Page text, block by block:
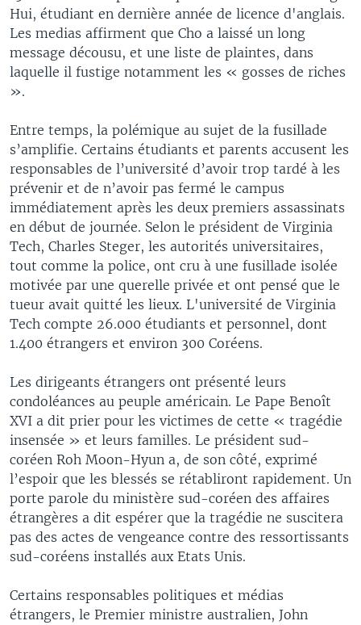
Hui, étudiant en dernière année de licence d'anglais.
Les medias affirment que Cho a laissé un long
message décousu, et une liste de plaintes, dans
laquelle il fustige notamment les « gosses de riches
».
Entre temps, la polémique au sujet de la fusillade
s’amplifie. Certains étudiants et parents accusent les
responsables de l’université d’avoir trop tardé à les
prévenir et de n’avoir pas fermé le campus
immédiatement après les deux premiers assassinats
en début de journée. Selon le président de Virginia
Tech, Charles Steger, les autorités universitaires,
tout comme la police, ont cru à une fusillade isolée
motivée par une querelle privée et ont pensé que le
tueur avait quitté les lieux. L'université de Virginia
Tech compte 26.000 étudiants et personnel, dont
1.400 étrangers et environ 300 Coréens.
Les dirigeants étrangers ont présenté leurs
condoléances au peuple américain. Le Pape Benoît
XVI a dit prier pour les victimes de cette « tragédie
insensée » et leurs familles. Le président sud-
coréen Roh Moon-Hyun a, de son côté, exprimé
l’espoir que les blessés se rétabliront rapidement. Un
porte parole du ministère sud-coréen des affaires
étrangères a dit espérer que la tragédie ne suscitera
pas des actes de vengeance contre des ressortissants
sud-coréens installés aux Etats Unis.
Certains responsables politiques et médias
étrangers, le Premier ministre australien, John